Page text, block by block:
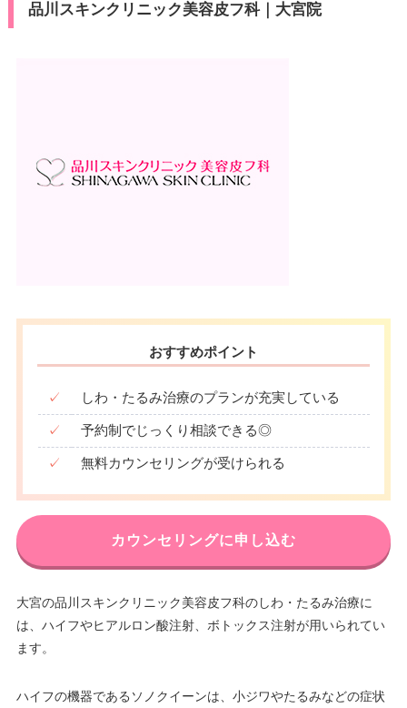
品川スキンクリニック美容皮フ科｜大宮院
おすすめポイント
✓ しわ・たるみ治療のプランが充実している
✓ 予約制でじっくり相談できる◎
✓ 無料カウンセリングが受けられる
カウンセリングに申し込む
大宮の品川スキンクリニック美容皮フ科のしわ・たるみ治療に
は、ハイフやヒアルロン酸注射、ボトックス注射が用いられてい
ます。
ハイフの機器であるソノクイーンは、小ジワやたるみなどの症状